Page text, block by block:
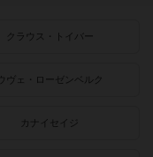
クラウス・トイバー
ウヴェ・ローゼンベルク
カナイセイジ